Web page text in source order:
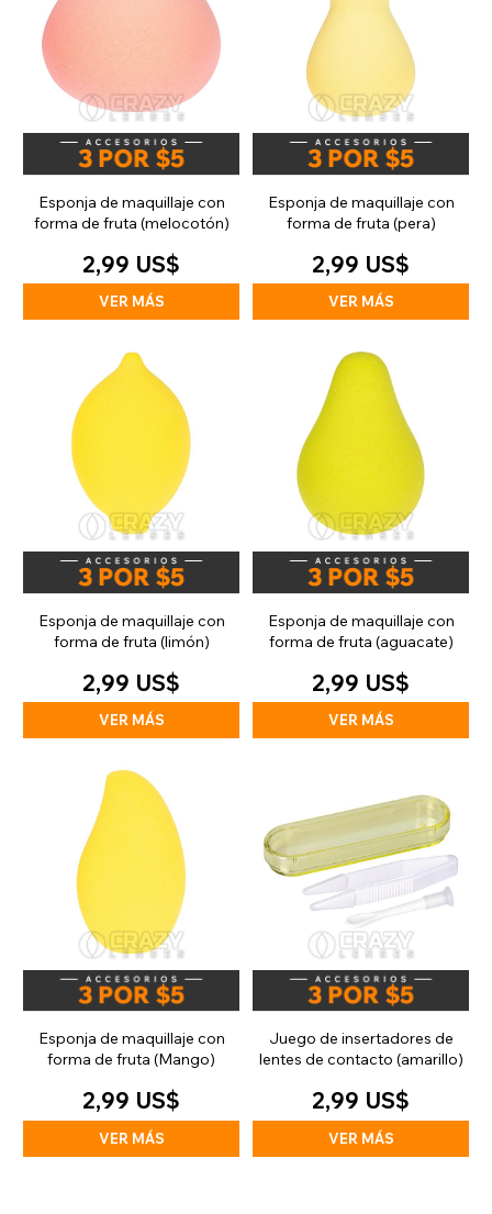
Esponja de maquillaje con
forma de fruta (melocotón)
2,99 US$
VER MÁS
Esponja de maquillaje con
forma de fruta (pera)
2,99 US$
VER MÁS
Esponja de maquillaje con
forma de fruta (limón)
2,99 US$
VER MÁS
Esponja de maquillaje con
forma de fruta (aguacate)
2,99 US$
VER MÁS
Esponja de maquillaje con
forma de fruta (Mango)
2,99 US$
VER MÁS
Juego de insertadores de
lentes de contacto (amarillo)
2,99 US$
VER MÁS